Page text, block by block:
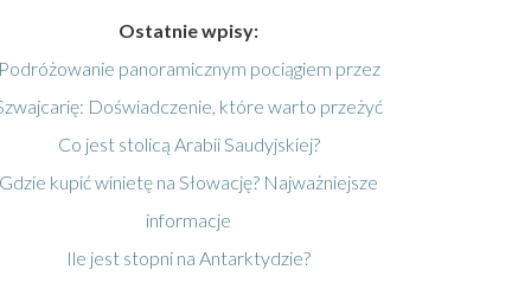
Ostatnie wpisy:
panoramicznym pociągiem przez
Doświadczenie, które warto przeżyć
Co jest stolicą Arabii Saudyjskiej?
Gdzie kupić winietę na Słowację? Najważniejsze
informacje
Ile jest stopni na Antarktydzie?